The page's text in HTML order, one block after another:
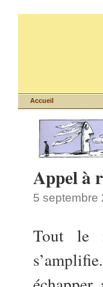
Accueil
Appel à
5 septembre
Tout le